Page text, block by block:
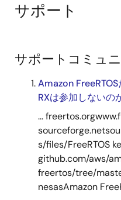
サポート
サポートコミュ
Amazon
RXは参加しないの
...
s/files/FreeRTOS
github.com/aws/
freertos/tree/
nesasAmazon